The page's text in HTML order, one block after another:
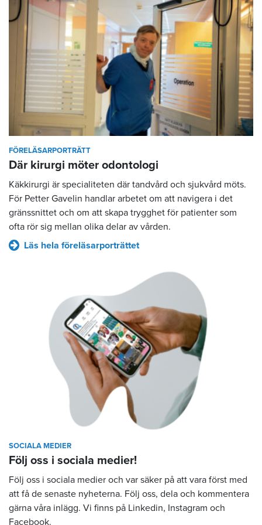
FÖRELÄSARPORTRÄTT
Där kirurgi möter odontologi
Käkkirurgi är specialiteten där tandvård och sjukvård möts.
För Petter Gavelin handlar arbetet om att navigera i det
gränssnittet och om att skapa trygghet för patienter som
ofta rör sig mellan olika delar av vården.
Läs hela föreläsarporträttet
SOCIALA MEDIER
Följ oss i sociala medier!
Följ oss i sociala medier och var säker på att vara först med
att få de senaste nyheterna. Följ oss, dela och kommentera
gärna våra inlägg. Vi finns på Linkedin, Instagram och
Facebook.